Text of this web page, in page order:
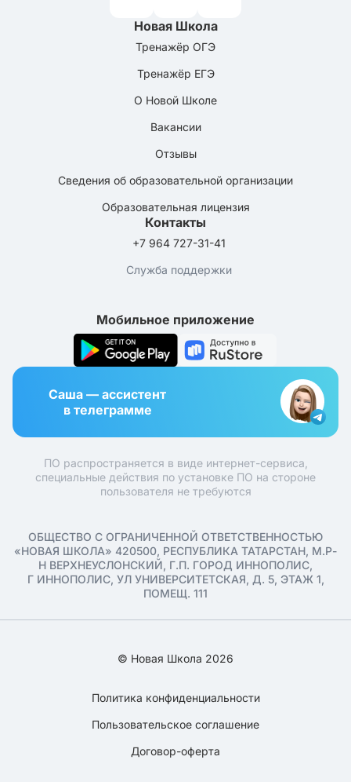
Новая Школа
Тренажёр ОГЭ
Тренажёр ЕГЭ
О Новой Школе
Вакансии
Отзывы
Сведения об образовательной организации
Образовательная лицензия
Контакты
+7 964 727-31-41
Служба поддержки
Мобильное приложение
Саша — ассистент
в телеграмме
ПО распространяется в виде интернет-сервиса,
специальные действия по установке ПО на стороне
пользователя не требуются
ОБЩЕСТВО С ОГРАНИЧЕННОЙ ОТВЕТСТВЕННОСТЬЮ
«НОВАЯ ШКОЛА» 420500, РЕСПУБЛИКА ТАТАРСТАН, М.Р-
Н ВЕРХНЕУСЛОНСКИЙ, Г.П. ГОРОД ИННОПОЛИС,
Г ИННОПОЛИС, УЛ УНИВЕРСИТЕТСКАЯ, Д. 5, ЭТАЖ 1,
ПОМЕЩ. 111
© Новая Школа 2026
Политика конфиденциальности
Пользовательское соглашение
Договор-оферта